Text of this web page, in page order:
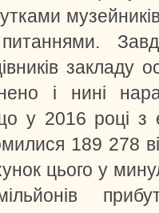
закладу
і нині
у 2016 році з
189 278
цього у